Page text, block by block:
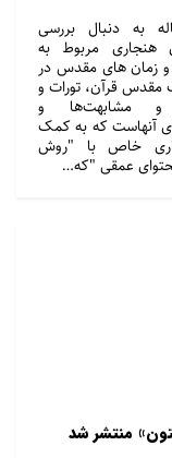
به دنبال بررسی
هنجاری مربوط به
زمان‌ های مقدس در
مقدس قرآن، تورات و
و مشابهت‌ها و
آنهاست که به کمک
خاص با "روش
عمقی "که…
منتشر شد